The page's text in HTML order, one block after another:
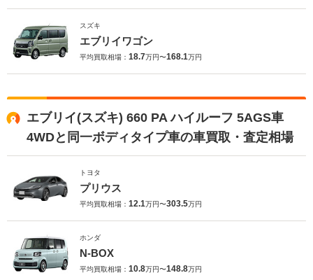
スズキ
エブリイワゴン
平均買取相場： 18.7万円〜168.1万円
エブリイ(スズキ) 660 PA ハイルーフ 5AGS車
4WDと同一ボディタイプ車の車買取・査定相場
トヨタ
プリウス
平均買取相場： 12.1万円〜303.5万円
ホンダ
N-BOX
平均買取相場： 10.8万円〜148.8万円